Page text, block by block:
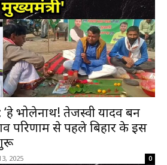
भोलेनाथ! तेजस्वी यादव बन
परिणाम से पहले बिहार के इस
2025 0